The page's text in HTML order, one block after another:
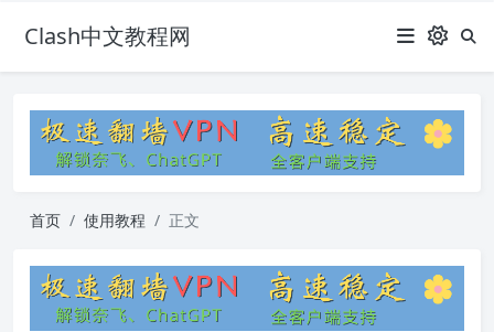
Clash中文教程网
首页 使用教程 正文